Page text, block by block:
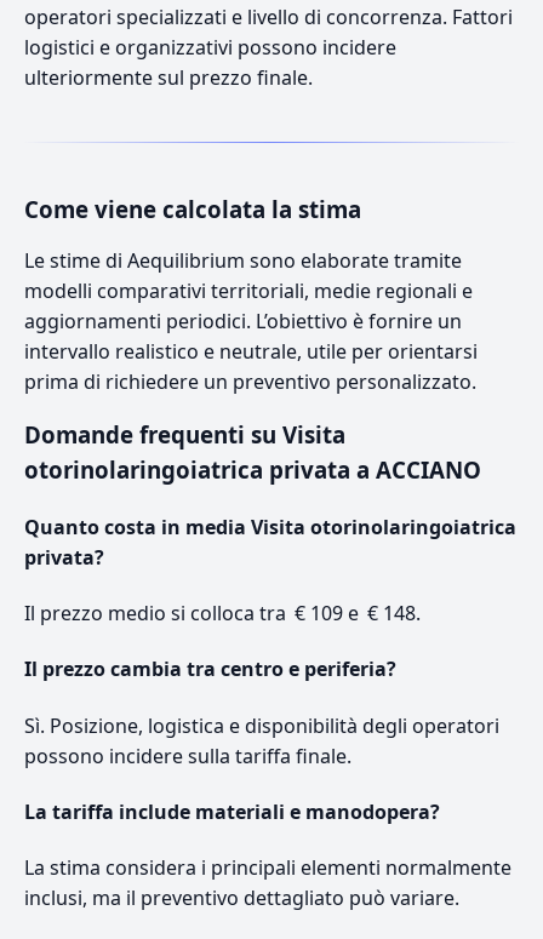
operatori specializzati e livello di concorrenza. Fattori
logistici e organizzativi possono incidere
ulteriormente sul prezzo finale.
Come viene calcolata la stima
Le stime di Aequilibrium sono elaborate tramite
modelli comparativi territoriali, medie regionali e
aggiornamenti periodici. L’obiettivo è fornire un
intervallo realistico e neutrale, utile per orientarsi
prima di richiedere un preventivo personalizzato.
Domande frequenti su Visita
otorinolaringoiatrica privata a ACCIANO
Quanto costa in media Visita otorinolaringoiatrica
privata?
Il prezzo medio si colloca tra € 109 e € 148.
Il prezzo cambia tra centro e periferia?
Sì. Posizione, logistica e disponibilità degli operatori
possono incidere sulla tariffa finale.
La tariffa include materiali e manodopera?
La stima considera i principali elementi normalmente
inclusi, ma il preventivo dettagliato può variare.